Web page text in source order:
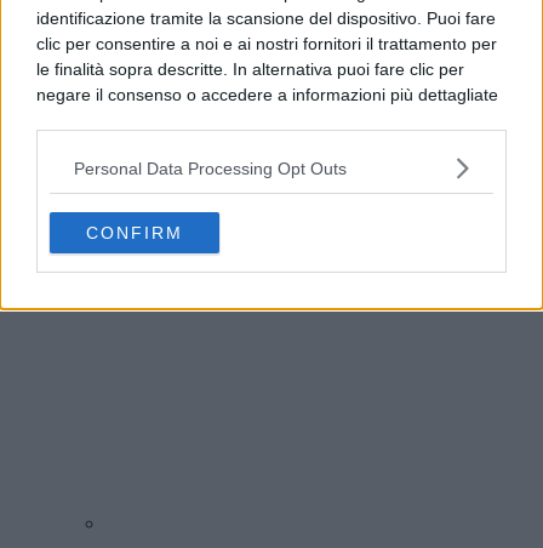
identificazione tramite la scansione del dispositivo. Puoi fare
clic per consentire a noi e ai nostri fornitori il trattamento per
le finalità sopra descritte. In alternativa puoi fare clic per
negare il consenso o accedere a informazioni più dettagliate
possono non richiedere il tuo consenso, ma hai il diritto di
opporti a tale trattamento. Le tue preferenze si
preferenze in qualsiasi momento ritornando su questo sito o
consultando la nostrainformativa sulla riservatezza.
Personal Data Processing Opt Outs
CONFIRM
Guasto all’Acquedotto Campano, stop all’acqua
tra Qualiano e Villaricca